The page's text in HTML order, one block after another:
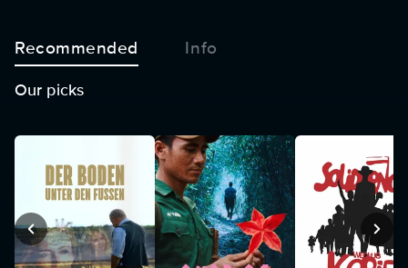
Recommended Info
Our picks